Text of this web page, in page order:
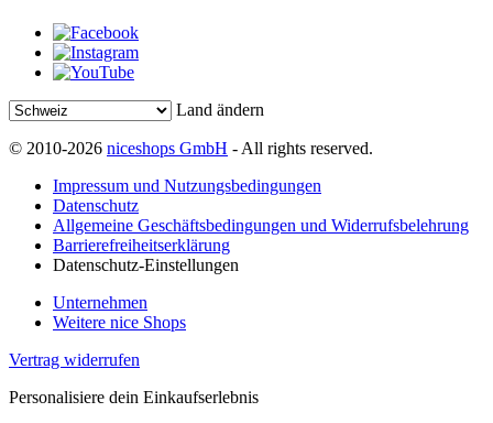
Land ändern
© 2010-2026 niceshops GmbH - All rights reserved.
Impressum und Nutzungsbedingungen
Datenschutz
Allgemeine Geschäftsbedingungen und Widerrufsbelehrung
Barrierefreiheitserklärung
Datenschutz-Einstellungen
Unternehmen
Weitere nice Shops
Vertrag widerrufen
Personalisiere dein Einkaufserlebnis